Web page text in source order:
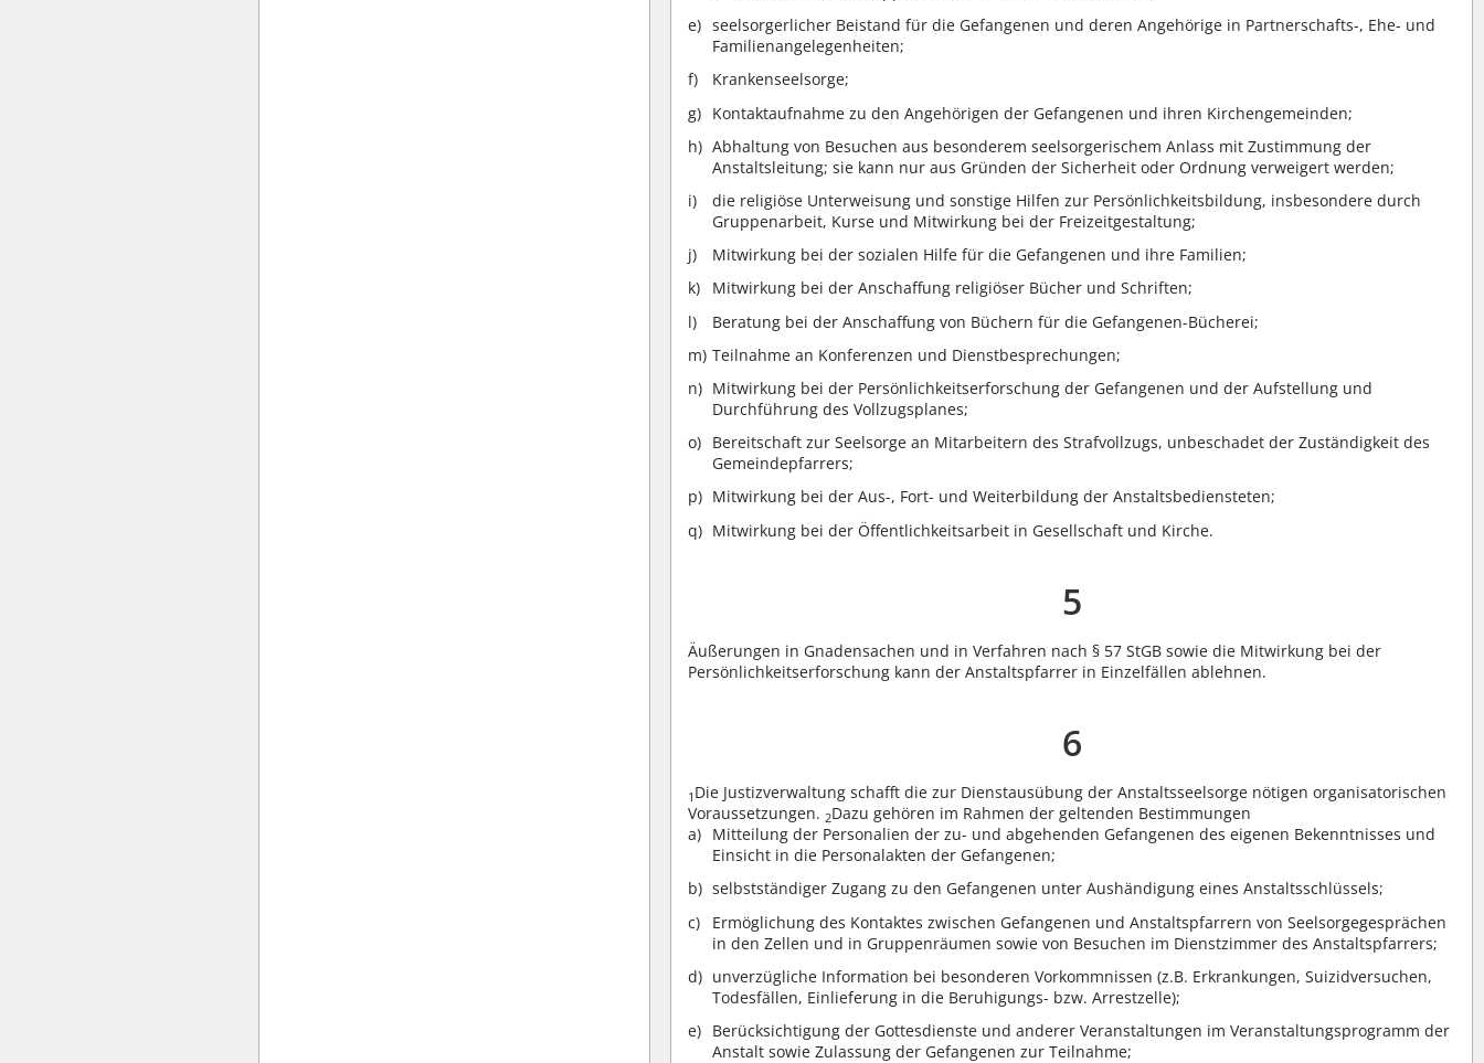
seelsorgerlicher Beistand für die Gefangenen und deren Angehörige in Partnerschafts-, Ehe- und
Familienangelegenheiten;
Krankenseelsorge;
Kontaktaufnahme zu den Angehörigen der Gefangenen und ihren Kirchengemeinden;
Abhaltung von Besuchen aus besonderem seelsorgerischem Anlass mit Zustimmung der
Anstaltsleitung; sie kann nur aus Gründen der Sicherheit oder Ordnung verweigert werden;
die religiöse Unterweisung und sonstige Hilfen zur Persönlichkeitsbildung, insbesondere durch
Gruppenarbeit, Kurse und Mitwirkung bei der Freizeitgestaltung;
Mitwirkung bei der sozialen Hilfe für die Gefangenen und ihre Familien;
Mitwirkung bei der Anschaffung religiöser Bücher und Schriften;
Beratung bei der Anschaffung von Büchern für die Gefangenen-Bücherei;
Teilnahme an Konferenzen und Dienstbesprechungen;
Mitwirkung bei der Persönlichkeitserforschung der Gefangenen und der Aufstellung und
Durchführung des Vollzugsplanes;
Bereitschaft zur Seelsorge an Mitarbeitern des Strafvollzugs, unbeschadet der Zuständigkeit des
Gemeindepfarrers;
Mitwirkung bei der Aus-, Fort- und Weiterbildung der Anstaltsbediensteten;
Mitwirkung bei der Öffentlichkeitsarbeit in Gesellschaft und Kirche.
5
Äußerungen in Gnadensachen und in Verfahren nach § 57 StGB sowie die Mitwirkung bei der
Persönlichkeitserforschung kann der Anstaltspfarrer in Einzelfällen ablehnen.
6
1 Die Justizverwaltung schafft die zur Dienstausübung der Anstaltsseelsorge nötigen organisatorischen
Voraussetzungen. 2Dazu gehören im Rahmen der geltenden Bestimmungen
Mitteilung der Personalien der zu- und abgehenden Gefangenen des eigenen Bekenntnisses und
Einsicht in die Personalakten der Gefangenen;
selbstständiger Zugang zu den Gefangenen unter Aushändigung eines Anstaltsschlüssels;
Ermöglichung des Kontaktes zwischen Gefangenen und Anstaltspfarrern von Seelsorgegesprächen
in den Zellen und in Gruppenräumen sowie von Besuchen im Dienstzimmer des Anstaltspfarrers;
unverzügliche Information bei besonderen Vorkommnissen (z.B. Erkrankungen, Suizidversuchen,
Todesfällen, Einlieferung in die Beruhigungs- bzw. Arrestzelle);
Berücksichtigung der Gottesdienste und anderer Veranstaltungen im Veranstaltungsprogramm der
Anstalt sowie Zulassung der Gefangenen zur Teilnahme;